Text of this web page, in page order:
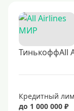
ТинькоффAll
Кредитный
до 1 000 000 ₽